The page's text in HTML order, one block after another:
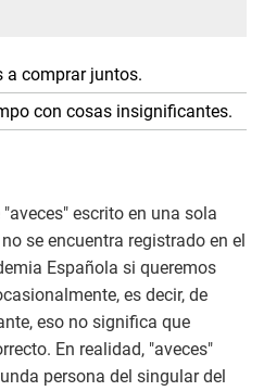
a comprar juntos.
con cosas insignificantes.
escrito en una sola
se encuentra registrado en el
Española si queremos
es decir, de
eso no significa que
En realidad, "aveces"
persona del singular del